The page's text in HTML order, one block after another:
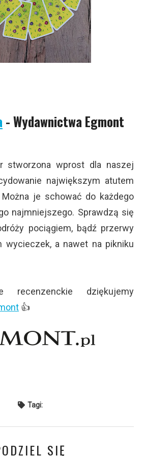
- Wydawnictwa Egmont
stworzona wprost dla naszej
największym atutem
je schować do każdego
najmniejszego. Sprawdzą się
pociągiem, bądź przerwy
wycieczek, a nawet na pikniku
recenzenckie dziękujemy
👍
Tagi:
SIĘ